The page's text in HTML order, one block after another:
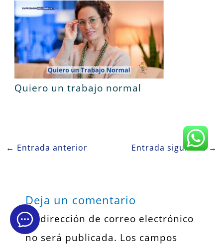
Quiero un trabajo normal
← Entrada anterior Entrada siguiente→
Deja un comentario
Tu dirección de correo electrónico
no será publicada. Los campos